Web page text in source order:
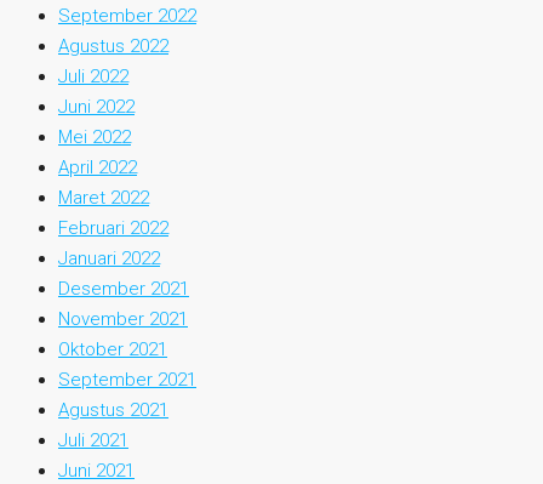
September 2022
Agustus 2022
Juli 2022
Juni 2022
Mei 2022
April 2022
Maret 2022
Februari 2022
Januari 2022
Desember 2021
November 2021
Oktober 2021
September 2021
Agustus 2021
Juli 2021
Juni 2021